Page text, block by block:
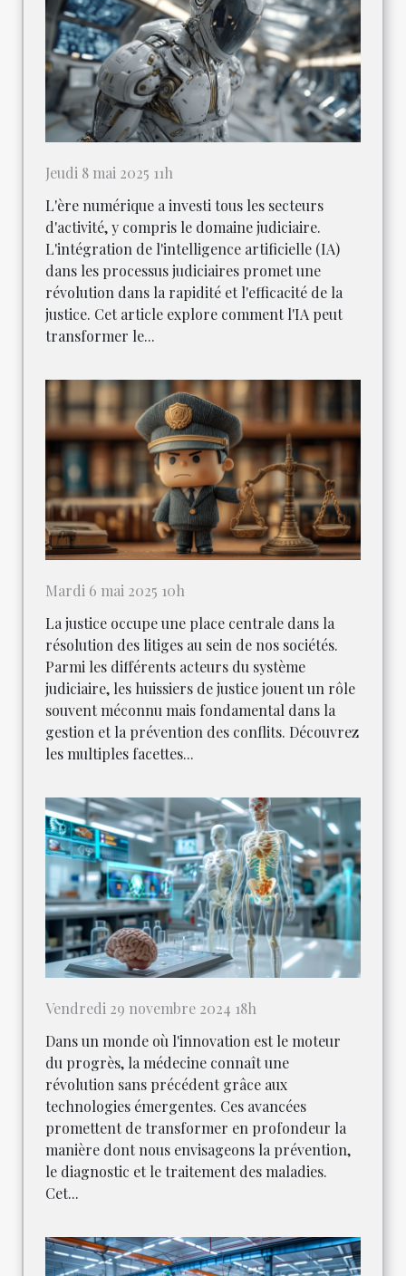
Jeudi 8 mai 2025 11h
L'ère numérique a investi tous les secteurs
d'activité, y compris le domaine judiciaire.
L'intégration de l'intelligence artificielle (IA)
dans les processus judiciaires promet une
révolution dans la rapidité et l'efficacité de la
justice. Cet article explore comment l'IA peut
transformer le...
Mardi 6 mai 2025 10h
La justice occupe une place centrale dans la
résolution des litiges au sein de nos sociétés.
Parmi les différents acteurs du système
judiciaire, les huissiers de justice jouent un rôle
souvent méconnu mais fondamental dans la
gestion et la prévention des conflits. Découvrez
les multiples facettes...
Vendredi 29 novembre 2024 18h
Dans un monde où l'innovation est le moteur
du progrès, la médecine connaît une
révolution sans précédent grâce aux
technologies émergentes. Ces avancées
promettent de transformer en profondeur la
manière dont nous envisageons la prévention,
le diagnostic et le traitement des maladies.
Cet...